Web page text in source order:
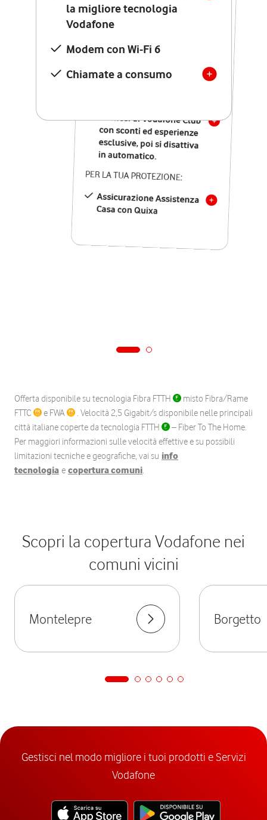
la migliore tecnologia
Vodafone
Modem con Wi-Fi 6
Chiamate a consumo
Vodafone
Modem Seven con Wi-Fi 7
Chiamate illimitate verso
numeri fissi e mobili
nazionali
12 mesi di Vodafone Club
con sconti ed esperienze
esclusive, poi si disattiva
in automatico.
PER LA TUA PROTEZIONE:
Assicurazione Assistenza
Casa con Quixa
Offerta disponibile su tecnologia Fibra FTTH
misto Fibra/Rame
FTTC
e FWA
. Velocità 2,5 Gigabit/s disponibile nelle principali
città italiane coperte da tecnologia FTTH
– Fiber To The Home.
Per maggiori informazioni sulle velocità effettive e su possibili
limitazioni tecniche e geografiche, vai su info
tecnologia e copertura comuni.
Scopri la copertura Vodafone nei
comuni vicini
Montelepre Borgetto
Gestisci nel modo migliore i tuoi prodotti e Servizi
Vodafone